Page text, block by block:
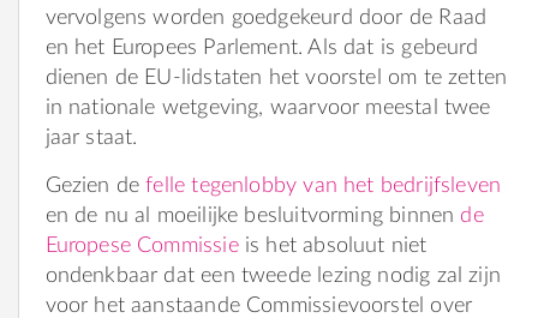
vervolgens worden goedgekeurd door de Raad
en het Europees Parlement. Als dat is gebeurd
dienen de EU-lidstaten het voorstel om te zetten
in nationale wetgeving, waarvoor meestal twee
jaar staat.
Gezien defelle tegenlobby van het bedrijfsleven
en de nu al moeilijke besluitvorming binnen de
Europese Commissieis het absoluut niet
ondenkbaar dat een tweede lezing nodig zal zijn
voor het aanstaande Commissievoorstel over